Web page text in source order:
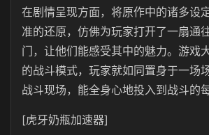
在剧情呈现方面，将原作中的诸多设
准的还原，仿佛为玩家打开了一扇通
门，让他们能感受其中的魅力。游戏
的战斗模式，玩家就如同置身于一场
战斗现场，能全身心地投入到战斗的
[虎牙奶瓶加速器]